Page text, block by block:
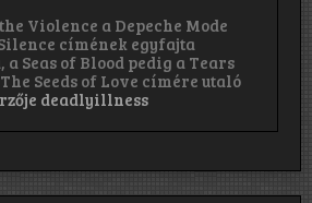
Violence a Depeche Mode
címének egyfajta
Seas of Blood pedig a Tears
Seeds of Love címére utaló
deadlyillness